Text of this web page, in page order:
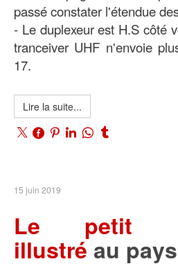
passé constater l'étendue
- Le duplexeur est H.S côté
tranceiver UHF n'envoie
17.
Lire la suite...
15 juin 2019
Le petit
illustréau